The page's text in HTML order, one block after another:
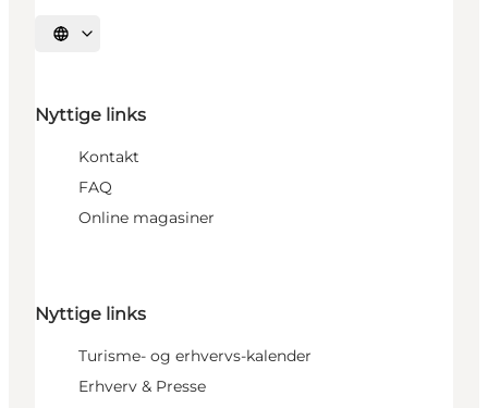
Vælg sprog
Nyttige links
Kontakt
FAQ
Online magasiner
Nyttige links
Turisme- og erhvervs-kalender
Erhverv & Presse